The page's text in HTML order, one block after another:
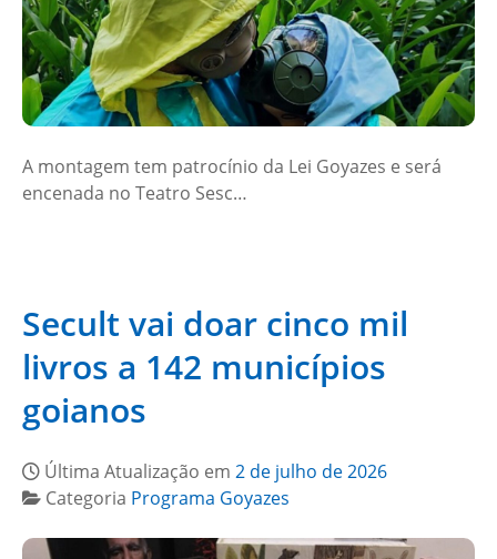
A montagem tem patrocínio da Lei Goyazes e será
encenada no Teatro Sesc…
Secult vai doar cinco mil
livros a 142 municípios
goianos
Última Atualização em 2 de julho de 2026
Categoria Programa Goyazes